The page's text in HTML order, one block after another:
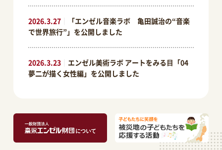
2026.3.27｜
「エンゼル音楽ラボ 亀田誠治の“音楽
で世界旅行”」を公開しました
2026.3.23｜ エンゼル美術ラボ アートをみる⽬「04
夢二が描く女性編」を公開しました